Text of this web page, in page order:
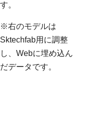
す。
※右のモデルは
Sktechfab用に調整
し、Webに埋め込ん
だデータです。